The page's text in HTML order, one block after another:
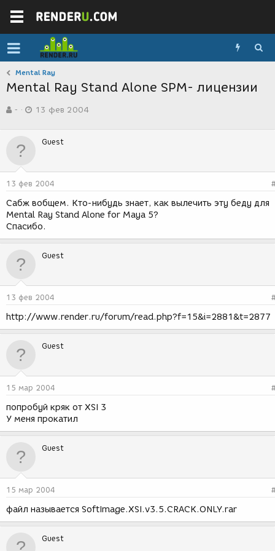
Mental Ray
Mental Ray Stand Alone SPM- лицензии
в
р
м
-
а
д
н
и
я
13 фев 2004
Guest
13 фев 2004
Сабж вобщем. Кто-нибудь знает, как вылечить эту беду для
Mental Ray Stand Alone for Maya 5?
Спасибо.
Guest
13 фев 2004
http://www.render.ru/forum/read.php?f=15&i=2881&t=2877
Guest
15 мар 2004
попробуй кряк от XSI 3
У меня прокатил
Guest
15 мар 2004
файл называется SoftImage.XSI.v3.5.CRACK.ONLY.rar
Guest